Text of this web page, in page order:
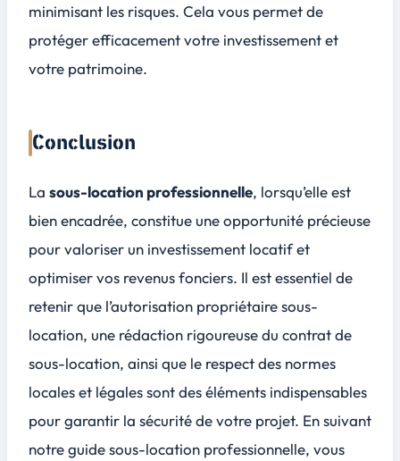
minimisant les risques. Cela vous permet de
protéger efficacement votre investissement et
votre patrimoine.
Conclusion
La sous-location professionnelle, lorsqu’elle est
bien encadrée, constitue une opportunité précieuse
pour valoriser un investissement locatif et
optimiser vos revenus fonciers. Il est essentiel de
retenir que l’autorisation propriétaire sous-
location, une rédaction rigoureuse du contrat de
sous-location, ainsi que le respect des normes
locales et légales sont des éléments indispensables
pour garantir la sécurité de votre projet. En suivant
notre guide sous-location professionnelle, vous